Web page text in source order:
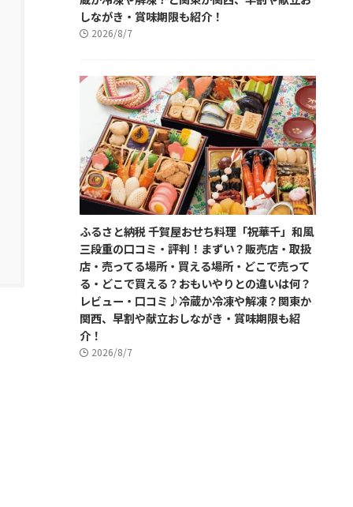
しながき・賞味期限も紹介！
2026/8/7
ふるさと納税 千賀屋おせち料理「祝華千」和風
三段重の口コミ・評判！まずい？販売店・取扱
店・売ってる場所・買える場所・どこで売って
る・どこで買える？おもいやりとの違いは何？
レビュー・口コミ♪冷蔵か冷凍や解凍？関東か
関西、早割や献立おしながき・賞味期限も紹
介！
2026/8/7